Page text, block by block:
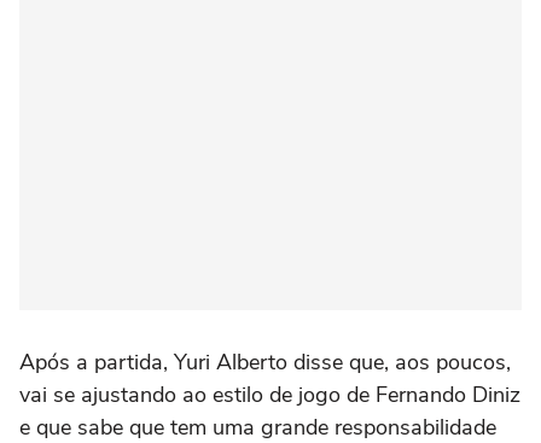
Após a partida, Yuri Alberto disse que, aos poucos,
vai se ajustando ao estilo de jogo de Fernando Diniz
e que sabe que tem uma grande responsabilidade